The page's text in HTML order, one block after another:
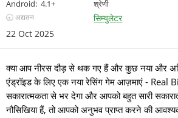
Android: 4.1+
🕣 अद्यतन
22 Oct 2025
श्रेणी
सिम्युलेटर
क्या आप नीरस दौड़ से थक गए हैं और कुछ नया और
एंड्रॉइड के लिए एक नया रेसिंग गेम आज़माएं - Real
सकारात्मकता से भर देगा और आपको बहुत सारी
नौसिखिया हैं, तो आपको अनुभव प्राप्त करने की